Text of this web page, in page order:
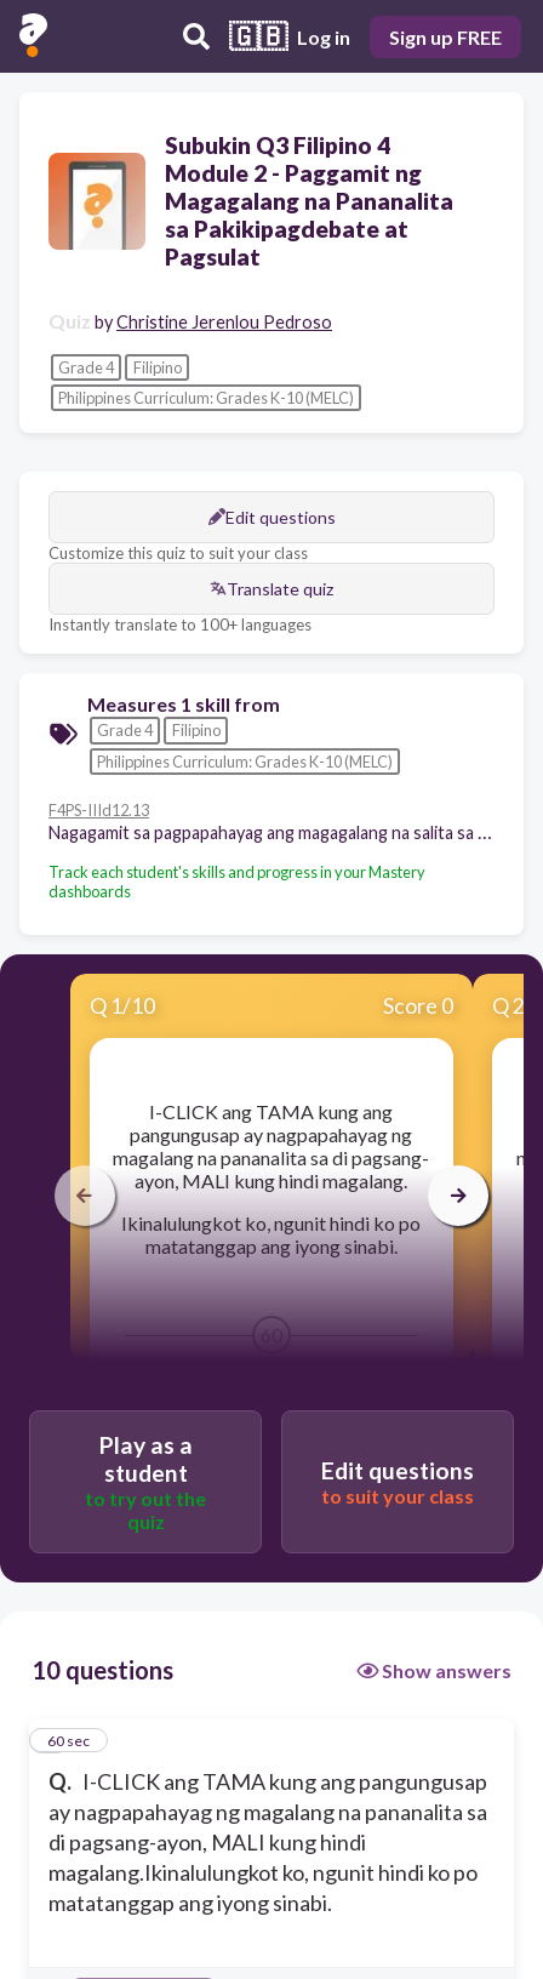
🇬🇧 Log in Sign up FREE
Subukin Q3 Filipino 4
Module 2 - Paggamit ng
Magagalang na Pananalita
sa Pakikipagdebate at
Pagsulat
Quiz byChristine Jerenlou Pedroso
Grade 4
Filipino
Philippines Curriculum: Grades K-10 (MELC)
Edit questions
Customize this quiz to suit your class
Translate quiz
Instantly translate to 100+ languages
Measures 1 skill from
Grade 4
Filipino
Philippines Curriculum: Grades K-10 (MELC)
F4PS-IIId12.13
Track each student's skills and progress in your Mastery
dashboards
Q 1/10 Score 0
​I-CLICK ang TAMA kung ang
pangungusap ay nagpapahayag ng
magalang na pananalita sa di pagsang-
ayon, MALI kung hindi magalang.
Ikinalulungkot ko, ngunit hindi ko po
matatanggap ang iyong sinabi.
60
TAMA
Q2
Play as a
student
to try out the
quiz
Edit questions
to suit your class
10 questions Show answers
Q. I-CLICK ang TAMA kung ang pangungusap
ay nagpapahayag ng magalang na pananalita sa
di pagsang-ayon, MALI kung hindi
magalang.Ikinalulungkot ko, ngunit hindi ko po
matatanggap ang iyong sinabi.
160 sec